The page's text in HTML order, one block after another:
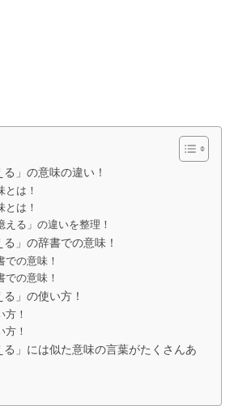
」の意味の違い！
は！
は！
る」の違いを整理！
」の辞書での意味！
の意味！
の意味！
」の使い方！
！
！
」には似た意味の言葉がたくさんあ